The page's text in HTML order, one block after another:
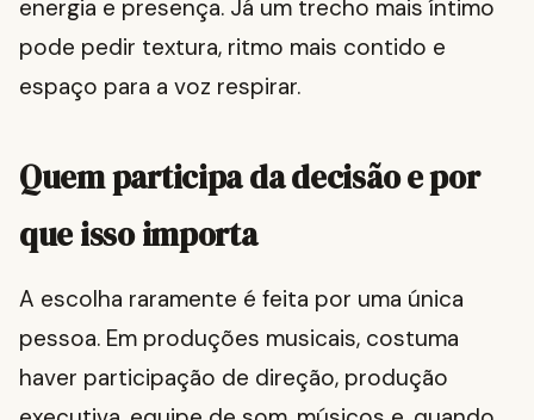
energia e presença. Já um trecho mais íntimo
pode pedir textura, ritmo mais contido e
espaço para a voz respirar.
Quem participa da decisão e por
que isso importa
A escolha raramente é feita por uma única
pessoa. Em produções musicais, costuma
haver participação de direção, produção